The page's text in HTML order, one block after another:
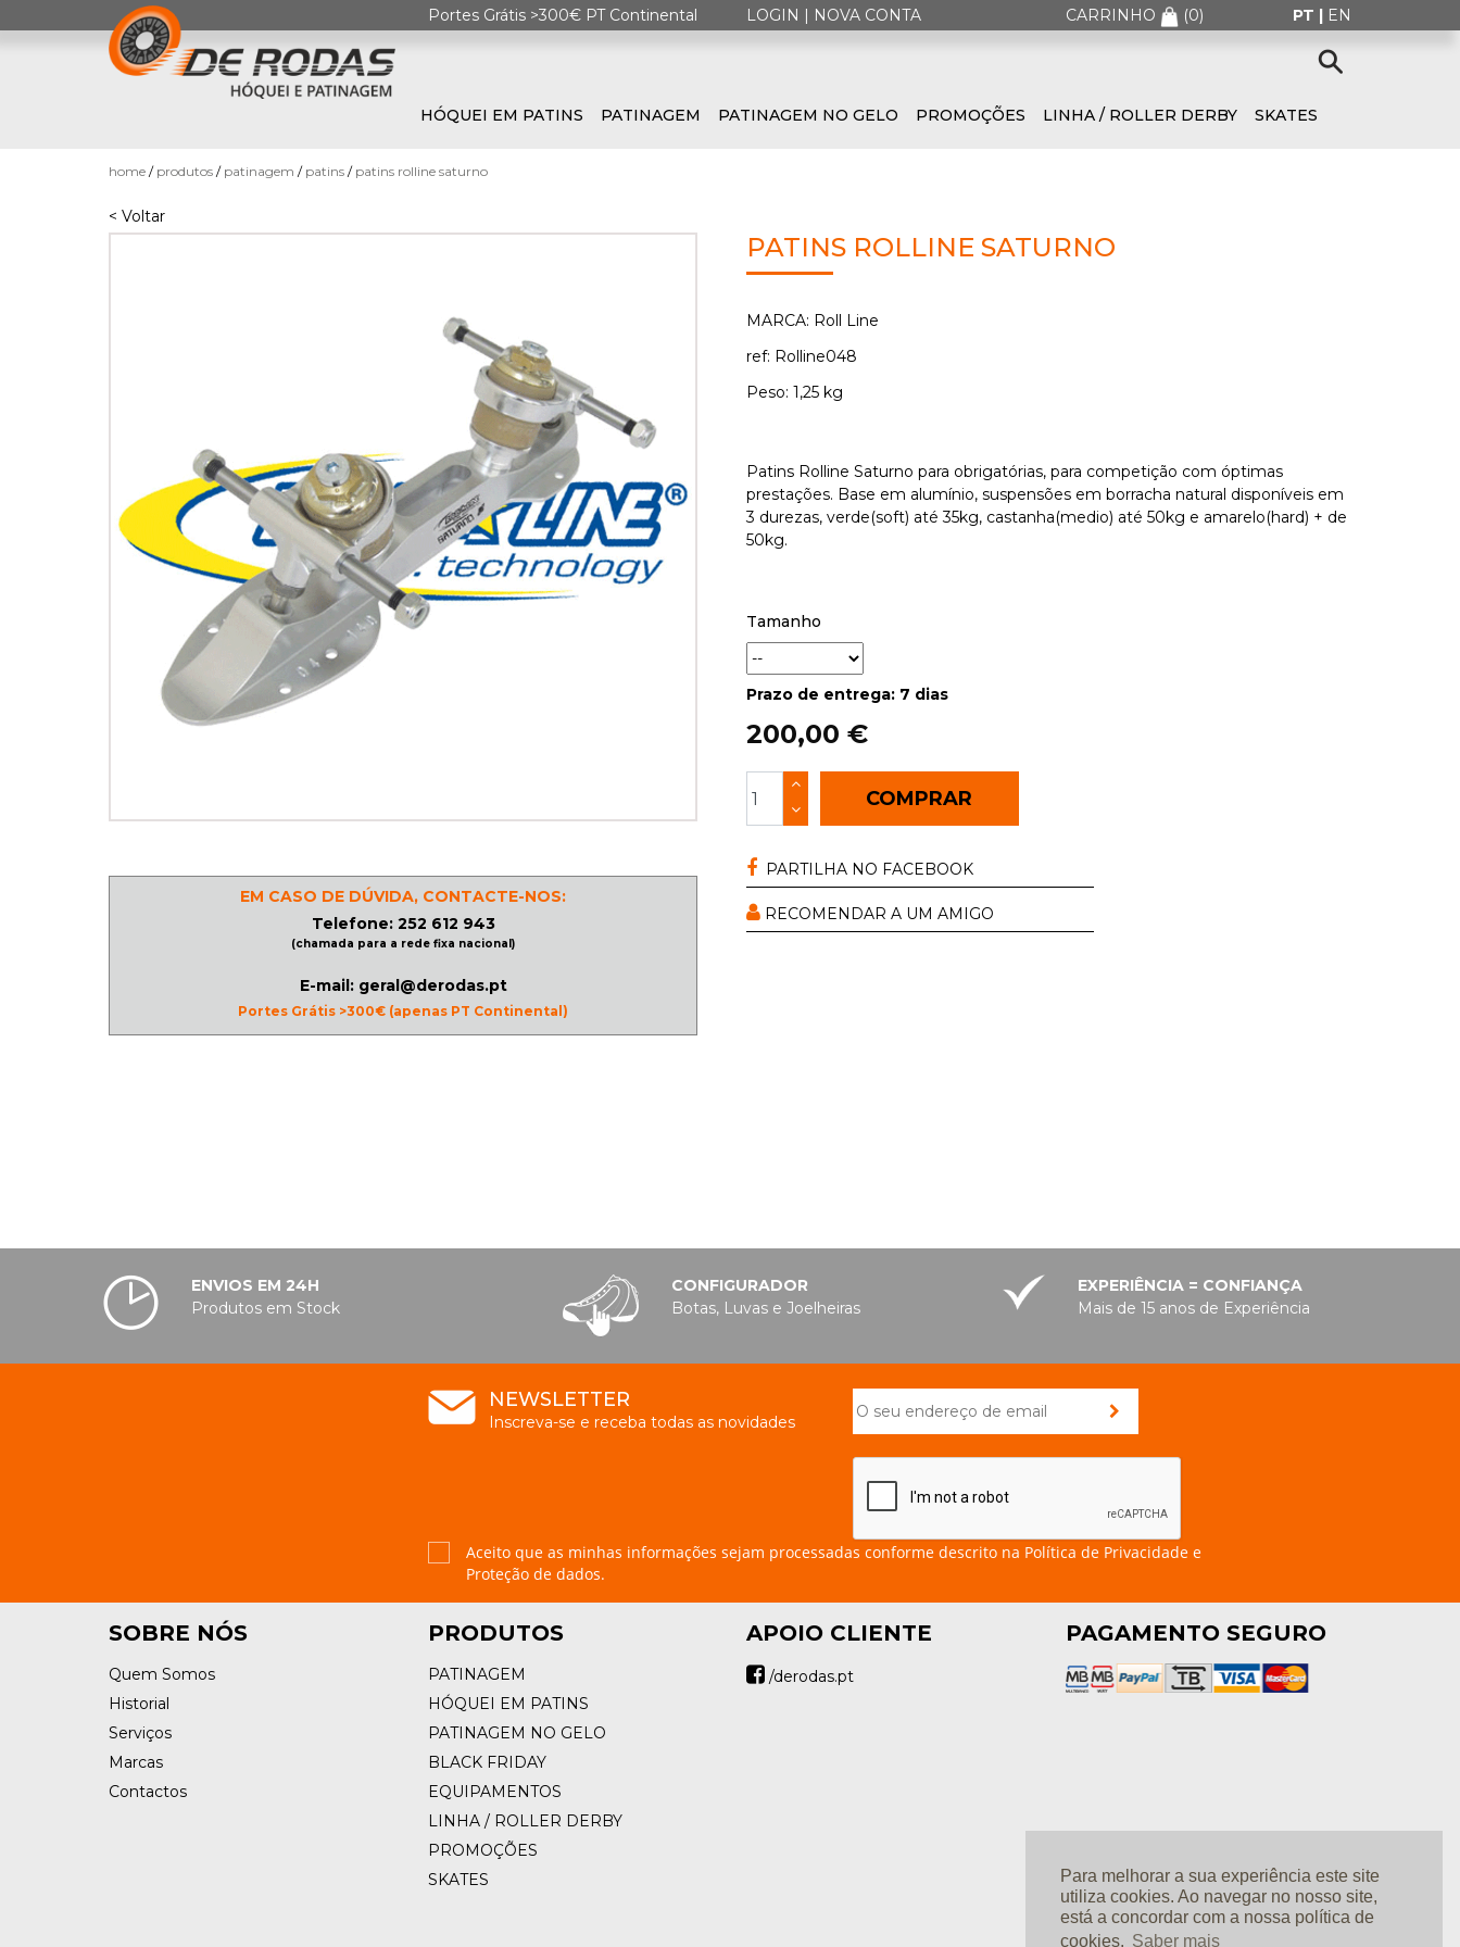
Para melhorar a sua experiência este site
utiliza cookies. Ao navegar no nosso site,
está a concordar com a nossa política de
cookies. Saber mais
Portes Grátis >300€ PT Continental LOGIN | NOVA CONTA
PATINAGEM
PROMOÇÕES
ROLLER
CARRINHO (0) PT | EN
HÓQUEI EM PATINS PATINAGEM PATINAGEM NO GELO PROMOÇÕES LINHA / ROLLER DERBY SKATES
home produtos patinagem patins patins rolline saturno
< Voltar
EM CASO DE DÚVIDA, CONTACTE-NOS:
Telefone: 252 612 943
(chamada para a rede fixa nacional)
E-mail: geral@derodas.pt
Portes Grátis >300€ (apenas PT Continental)
PATINS ROLLINE SATURNO
MARCA: Roll Line
ref: Rolline048
Peso: 1,25 kg
Patins Rolline Saturno para obrigatórias, para competição com óptimas
prestações. Base em alumínio, suspensões em borracha natural disponíveis em
3 durezas, verde(soft) até 35kg, castanha(medio) até 50kg e amarelo(hard) + de
50kg.
Tamanho
Prazo de entrega: 7 dias
200,00 €
COMPRAR
PARTILHA NO FACEBOOK
RECOMENDAR A UM AMIGO
ENVIOS EM 24H
Produtos em Stock
CONFIGURADOR
Botas, Luvas e Joelheiras
EXPERIÊNCIA = CONFIANÇA
Mais de 15 anos de Experiência
NEWSLETTER
Inscreva-se e receba todas as novidades
Aceito que as minhas informações sejam processadas conforme descrito na Política de Privacidade e
Proteção de dados.
SOBRE NÓS
Quem Somos
Historial
Serviços
Marcas
Contactos
PRODUTOS
PATINAGEM
HÓQUEI EM PATINS
PATINAGEM NO GELO
BLACK FRIDAY
EQUIPAMENTOS
LINHA / ROLLER DERBY
PROMOÇÕES
SKATES
APOIO CLIENTE
/derodas.pt
PAGAMENTO SEGURO